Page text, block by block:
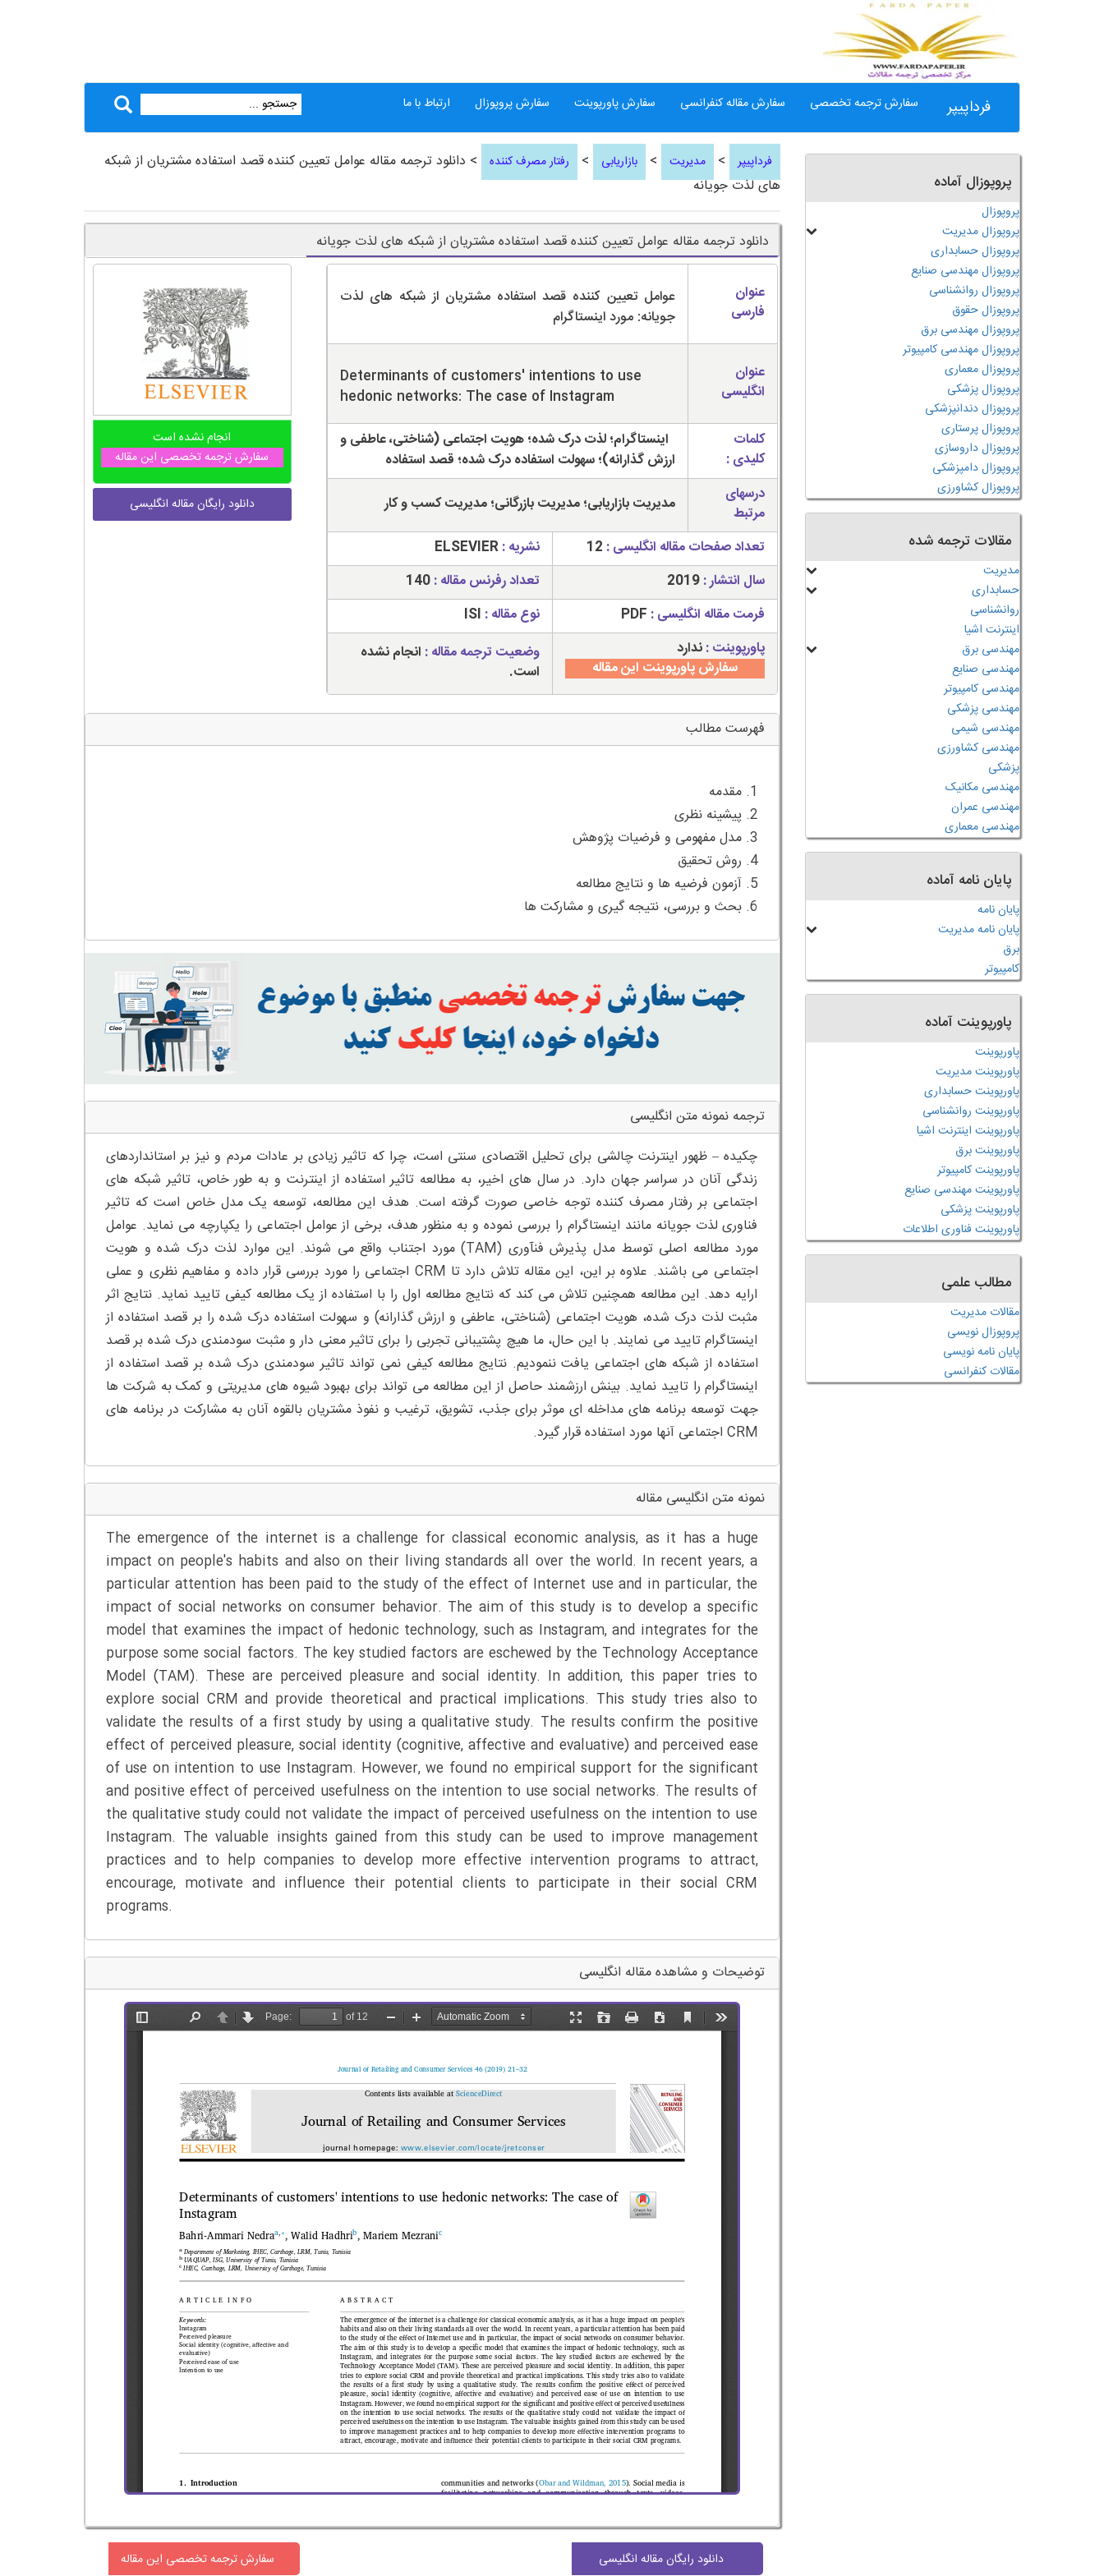
فرداپیپر سفارش ترجمه تخصصی سفارش مقاله کنفرانسی سفارش پاورپوینت سفارش پروپوزال ارتباط با ما
فرداپیپر > مدیریت > بازاریابی > رفتار مصرف کننده
> دانلود ترجمه مقاله عوامل تعیین کننده قصد استفاده مشتریان از شبکه
های لذت جویانه
دانلود ترجمه مقاله عوامل تعیین کننده قصد استفاده مشتریان از شبکه های لذت جویانه
عنوان
فارسی
عوامل تعیین کننده قصد استفاده مشتریان از شبکه های لذت
جویانه: مورد اینستاگرام
عنوان
انگلیسی
Determinants of customers' intentions to use
hedonic networks: The case of Instagram
کلمات
کلیدی :
اینستاگرام؛ لذت درک شده؛ هویت اجتماعی (شناختی، عاطفی و
ارزش گذارانه)؛ سهولت استفاده درک شده؛ قصد استفاده
درسهای
مرتبط
مدیریت بازاریابی؛ مدیریت بازرگانی؛ مدیریت کسب و کار
تعداد صفحات مقاله انگلیسی : 12 نشریه :ELSEVIER
سال انتشار :2019 تعداد رفرنس مقاله :140
فرمت مقاله انگلیسی : PDF نوع مقاله : ISI
پاورپوینت :ندارد
سفارش پاورپوینت این مقاله
وضعیت ترجمه مقاله : انجام نشده
است.
انجام نشده است
سفارش ترجمه تخصصی این مقاله
دانلود رایگان مقاله انگلیسی
فهرست مطالب
6. بحث و بررسی، نتیجه گیری و مشارکت ها
ترجمه نمونه متن انگلیسی
چکیده – ظهور اینترنت چالشی برای تحلیل اقتصادی سنتی است، چرا که تاثیر زیادی بر عادات مردم و نیز بر استانداردهای
زندگی آنان در سراسر جهان دارد. در سال ‌های اخیر، به مطالعه تاثیر استفاده از اینترنت و به طور خاص، تاثیر شبکه‌ های
اجتماعی بر رفتار مصرف کننده توجه خاصی صورت گرفته ‌است. هدف این مطالعه، توسعه یک مدل خاص است که تاثیر
فناوری لذت جویانه مانند اینستاگرام را بررسی نموده و به منظور هدف، برخی از عوامل اجتماعی را یکپارچه می نماید. عوامل
مورد مطالعه اصلی توسط مدل پذیرش فنآوری (TAM) مورد اجتناب واقع می شوند. این موارد لذت درک شده و هویت
اجتماعی می باشند. علاوه بر این، این مقاله تلاش دارد تا CRM اجتماعی را مورد بررسی قرار داده و مفاهیم نظری و عملی
ارایه دهد. این مطالعه همچنین تلاش می کند که نتایج مطالعه اول را با استفاده از یک مطالعه کیفی تایید نماید. نتایج اثر
مثبت لذت درک شده، هویت اجتماعی (شناختی، عاطفی و ارزش گذارانه) و سهولت استفاده درک شده را بر قصد استفاده از
اینستاگرام تایید می نمایند. با این حال، ما هیچ پشتیبانی تجربی را برای تاثیر معنی دار و مثبت سودمندی درک شده بر قصد
استفاده از شبکه ‌های اجتماعی یافت ننمودیم. نتایج مطالعه کیفی نمی‌ تواند تاثیر سودمندی درک شده بر قصد استفاده از
اینستاگرام را تایید نماید. بینش ارزشمند حاصل از این مطالعه می ‌تواند برای بهبود شیوه‌ های مدیریتی و کمک به شرکت ها
جهت توسعه برنامه‌ های مداخله‌ ای موثر برای جذب، تشویق، ترغیب و نفوذ مشتریان بالقوه آنان به مشارکت در برنامه‌ های
CRM اجتماعی آنها مورد استفاده قرار گیرد.
نمونه متن انگلیسی مقاله
The emergence of the internet is a challenge for classical economic analysis, as it has a huge
impact on people's habits and also on their living standards all over the world. In recent years, a
particular attention has been paid to the study of the effect of Internet use and in particular, the
impact of social networks on consumer behavior. The aim of this study is to develop a specific
model that examines the impact of hedonic technology, such as Instagram, and integrates for the
purpose some social factors. The key studied factors are eschewed by the Technology Acceptance
Model (TAM). These are perceived pleasure and social identity. In addition, this paper tries to
explore social CRM and provide theoretical and practical implications. This study tries also to
validate the results of a first study by using a qualitative study. The results confirm the positive
effect of perceived pleasure, social identity (cognitive, affective and evaluative) and perceived ease
of use on intention to use Instagram. However, we found no empirical support for the significant
and positive effect of perceived usefulness on the intention to use social networks. The results of
the qualitative study could not validate the impact of perceived usefulness on the intention to use
Instagram. The valuable insights gained from this study can be used to improve management
practices and to help companies to develop more effective intervention programs to attract,
encourage, motivate and influence their potential clients to participate in their social CRM
programs.
توضیحات و مشاهده مقاله انگلیسی
دانلود رایگان مقاله انگلیسی سفارش ترجمه تخصصی این مقاله
پروپوزال آماده
پروپوزال
پروپوزال مدیریت
پروپوزال حسابداری
پروپوزال مهندسی صنایع
پروپوزال روانشناسی
پروپوزال حقوق
پروپوزال مهندسی برق
پروپوزال مهندسی کامپیوتر
پروپوزال معماری
پروپوزال پزشکی
پروپوزال دندانپزشکی
پروپوزال پرستاری
پروپوزال داروسازی
پروپوزال دامپزشکی
پروپوزال کشاورزی
مقالات ترجمه شده
مدیریت
حسابداری
روانشناسی
اینترنت اشیا
مهندسی برق
مهندسی صنایع
مهندسی کامپیوتر
مهندسی پزشکی
مهندسی شیمی
مهندسی کشاورزی
پزشکی
مهندسی مکانیک
مهندسی عمران
مهندسی معماری
پایان نامه آماده
پایان نامه
پایان نامه مدیریت
برق
کامپیوتر
پاورپوینت آماده
پاورپوینت
پاورپوینت مدیریت
پاورپوینت حسابداری
پاورپوینت روانشناسی
پاورپوینت اینترنت اشیا
پاورپوینت برق
پاورپوینت کامپیوتر
پاورپوینت مهندسی صنایع
پاورپوینت پزشکی
پاورپوینت فناوری اطلاعات
مطالب علمی
مقالات مدیریت
پروپوزال نویسی
پایان نامه نویسی
مقالات کنفرانسی